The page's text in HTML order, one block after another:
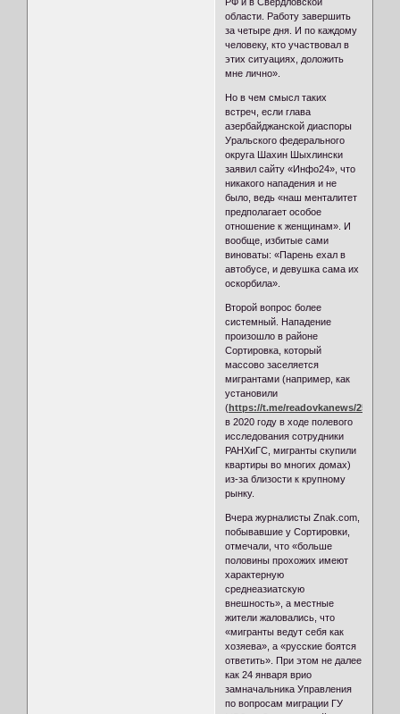
области. Работу завершить
за четыре дня. И по каждому
человеку, кто участвовал в
этих ситуациях, доложить
мне лично».
Но в чем смысл таких
встреч, если глава
азербайджанской диаспоры
Уральского федерального
округа Шахин Шыхлински
заявил сайту «Инфо24», что
никакого нападения и не
было, ведь «наш менталитет
предполагает особое
отношение к женщинам». И
вообще, избитые сами
виноваты: «Парень ехал в
автобусе, и девушка сама их
оскорбила».
Второй вопрос более
системный. Нападение
произошло в районе
Сортировка, который
массово заселяется
мигрантами (например, как
установили
(https://t.me/readovkanews/25431
в 2020 году в ходе полевого
исследования сотрудники
РАНХиГС, мигранты скупили
квартиры во многих домах)
из-за близости к крупному
рынку.
Вчера журналисты Znak.com,
побывавшие у Сортировки,
отмечали, что «больше
половины прохожих имеют
характерную
среднеазиатскую
внешность», а местные
жители жаловались, что
«мигранты ведут себя как
хозяева», а «русские боятся
ответить». При этом не далее
как 24 января врио
замначальника Управления
по вопросам миграции ГУ